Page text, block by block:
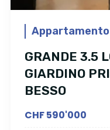
Appartamento
GRANDE 3.5
GIARDINO
BESSO
CHF 590'000